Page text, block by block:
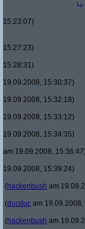
15:23:07)
15:27:23)
15:28:31)
19.09.2008, 15:30:37)
19.09.2008, 15:32:18)
19.09.2008, 15:33:12)
19.09.2008, 15:34:35)
am 19.09.2008, 15:36:47)
19.09.2008, 15:39:24)
(hackenbush am
(ducduc am 19.09.2008,
(hackenbush am